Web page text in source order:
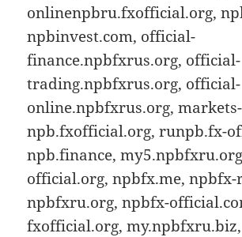
onlinenpbru.fxofficial.org,
npbinvest.com, official-
finance.npbfxrus.org, official-
trading.npbfxrus.org, official-
online.npbfxrus.org, markets-
npb.fxofficial.org, runpb.fx-
npb.finance,
official.org, npbfx.me, npbfx-
npbfxru.org, npbfx-
fxofficial.org, my.npbfxru.biz,